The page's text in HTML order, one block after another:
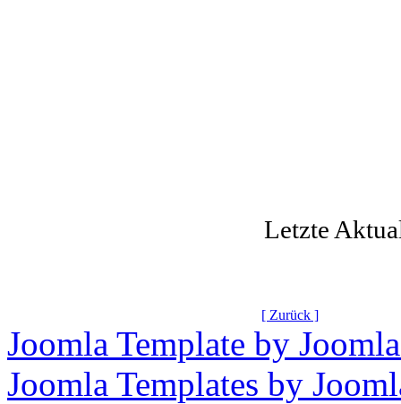
Letzte
[ Zurück ]
Joomla Template by
Joomla Templates by